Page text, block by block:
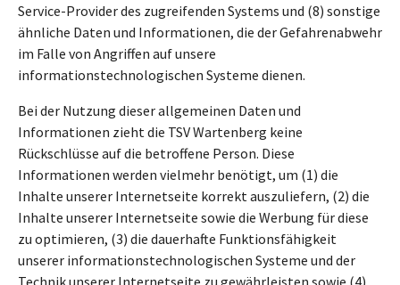
Service-Provider des zugreifenden Systems und (8) sonstige
ähnliche Daten und Informationen, die der Gefahrenabwehr
im Falle von Angriffen auf unsere
informationstechnologischen Systeme dienen.
Bei der Nutzung dieser allgemeinen Daten und
Informationen zieht die TSV Wartenberg keine
Rückschlüsse auf die betroffene Person. Diese
Informationen werden vielmehr benötigt, um (1) die
Inhalte unserer Internetseite korrekt auszuliefern, (2) die
Inhalte unserer Internetseite sowie die Werbung für diese
zu optimieren, (3) die dauerhafte Funktionsfähigkeit
unserer informationstechnologischen Systeme und der
Technik unserer Internetseite zu gewährleisten sowie (4)